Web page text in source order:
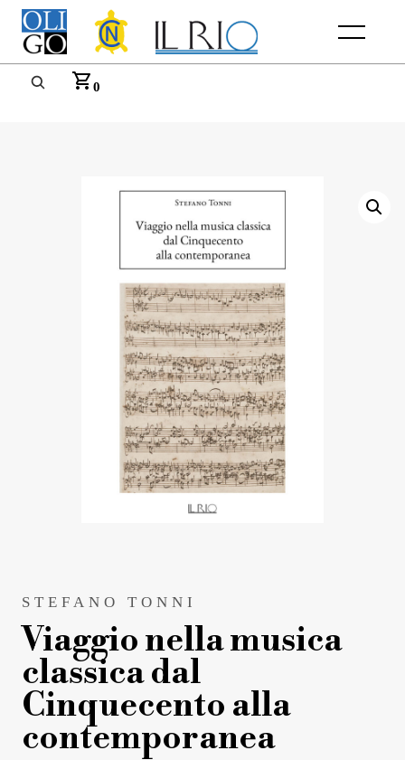
Menu
0
STEFANO TONNI
Viaggio nella musica
classica dal
Cinquecento alla
contemporanea